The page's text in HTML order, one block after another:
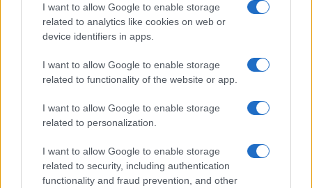
I want to allow Google to enable storage
related to analytics like cookies on web or
device identifiers in apps.
I want to allow Google to enable storage
related to functionality of the website or app.
I want to allow Google to enable storage
related to personalization.
I want to allow Google to enable storage
related to security, including authentication
functionality and fraud prevention, and other
Champions League: Βατή η κλήρωση της ΑΕΚ στα
πλέι οφ – Ο αντίπαλος του Ολυμπιακού